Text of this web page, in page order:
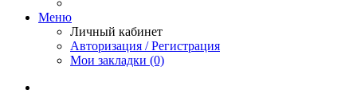
Меню
Личный кабинет
Авторизация / Регистрация
Мои закладки (0)